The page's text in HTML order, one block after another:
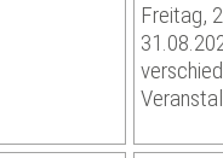
Freitag,